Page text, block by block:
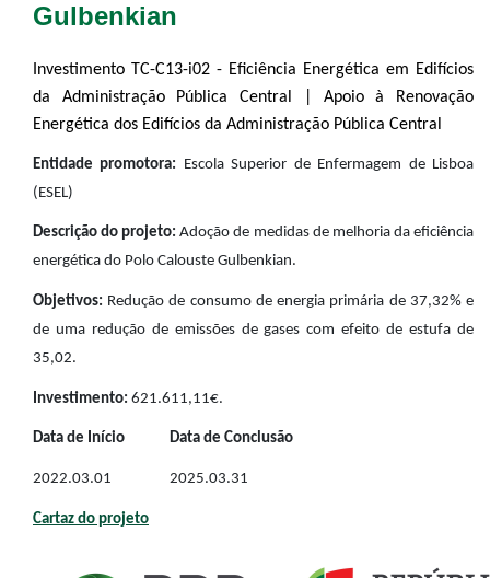
Gulbenkian
Investimento TC-C13-i02 - Eficiência Energética em Edifícios
da Administração Pública Central | Apoio à Renovação
Energética dos Edifícios da Administração Pública Central
Entidade promotora: Escola Superior de Enfermagem de Lisboa
(ESEL)
Descrição do projeto: Adoção de medidas de melhoria da eficiência
energética do Polo Calouste Gulbenkian.
Objetivos: Redução de consumo de energia primária de 37,32% e
de uma redução de emissões de gases com efeito de estufa de
35,02.
Investimento: 621.611,11€.
Data de Início Data de Conclusão
2022.03.01 2025.03.31
Cartaz do projeto